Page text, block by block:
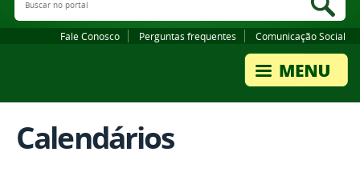
Fale Conosco Perguntas frequentes Comunicação Social
Calendários